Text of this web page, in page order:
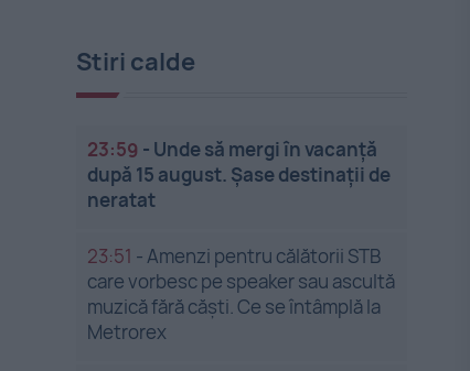
Stiri calde
23:59 - Unde să mergi în vacanță
după 15 august. Șase destinații de
neratat
23:51 -Amenzi pentru călătorii STB
care vorbesc pe speaker sau ascultă
muzică fără căști. Ce se întâmplă la
Metrorex